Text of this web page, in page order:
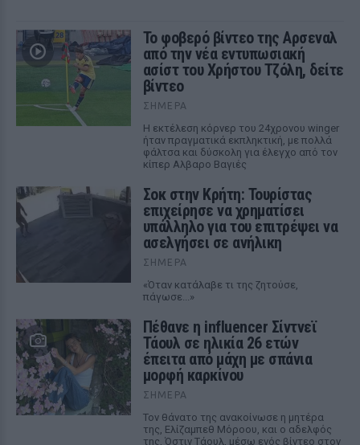
Το φοβερό βίντεο της Αρσεναλ
από την νέα εντυπωσιακή
ασίστ του Χρήστου Τζόλη, δείτε
βίντεο
ΣΉΜΕΡΑ
Η εκτέλεση κόρνερ του 24χρονου winger
ήταν πραγματικά εκπληκτική, με πολλά
φάλτσα και δύσκολη για έλεγχο από τον
κίπερ Αλβαρο Βαγιές
Σοκ στην Κρήτη: Τουρίστας
επιχείρησε να χρηματίσει
υπάλληλο για του επιτρέψει να
ασελγήσει σε ανήλικη
ΣΉΜΕΡΑ
«Όταν κατάλαβε τι της ζητούσε,
πάγωσε...»
Πέθανε η influencer Σίντνεϊ
Τάουλ σε ηλικία 26 ετών
έπειτα από μάχη με σπάνια
μορφή καρκίνου
ΣΉΜΕΡΑ
Τον θάνατο της ανακοίνωσε η μητέρα
της, Ελίζαμπεθ Μόροου, και ο αδελφός
της, Όστιν Τάουλ, μέσω ενός βίντεο στον